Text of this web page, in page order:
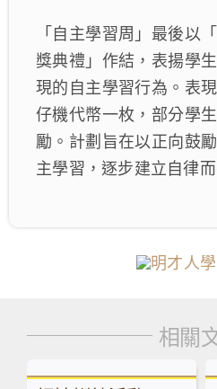
「自主學習周」最後以
獎典禮」作結，表揚學
現的自主學習行為。表
仔機代幣一枚，部分學
勵。計劃旨在以正向鼓
主學習，逐步建立自律
相關